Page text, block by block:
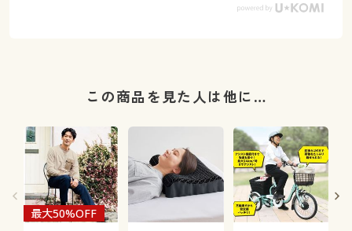
この商品を見た人は他に…
最大50%OFF